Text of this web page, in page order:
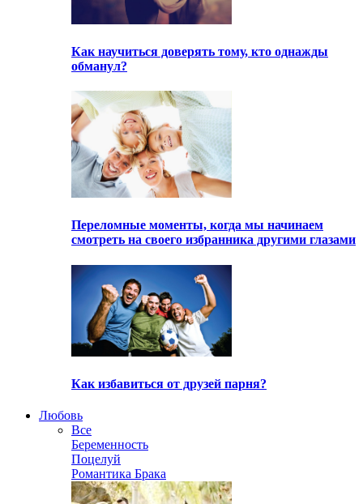
Как научиться доверять тому, кто однажды
обманул?
Переломные моменты, когда мы начинаем
смотреть на своего избранника другими глазами
Как избавиться от друзей парня?
Любовь
Все
Беременность
Поцелуй
Романтика Брака